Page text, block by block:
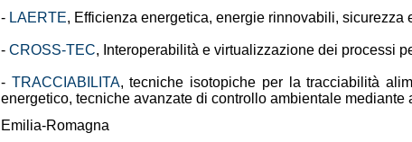
- LAERTE, Efficienza energetica, energie rinnovabili,
- CROSS-TEC, Interoperabilità e virtualizzazione dei processi
- TRACCIABILITA, tecniche isotopiche per la tracciabilità
energetico, tecniche avanzate di controllo ambientale
Emilia-Romagna